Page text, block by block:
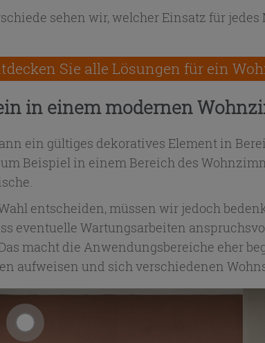
sehen wir, welcher Einsatz für
Sie alle Lösungen für ein
in einem modernen
ein gültiges dekoratives Element in
Beispiel in einem Bereich des
entscheiden, müssen wir jedoch
eventuelle Wartungsarbeiten
macht die Anwendungsbereiche eher
aufweisen und sich verschiedenen